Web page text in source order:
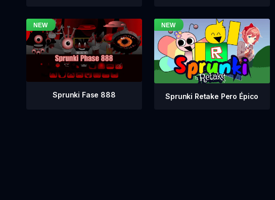
Sprunki Fase 888 Sprunki Retake Pero Épico